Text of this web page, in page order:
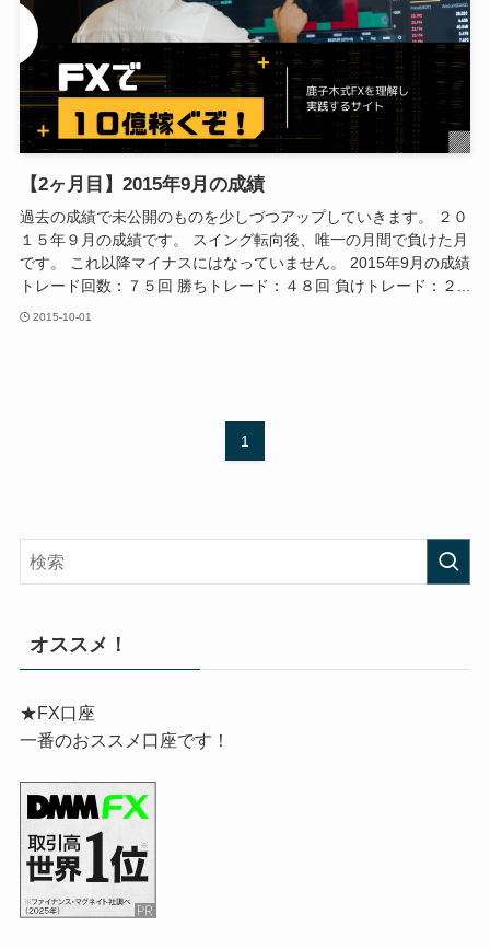
【2ヶ月目】2015年9月の成績
過去の成績で未公開のものを少しづつアップしていきます。 ２０
１５年９月の成績です。 スイング転向後、唯一の月間で負けた月
です。 これ以降マイナスにはなっていません。 2015年9月の成績
トレード回数：７５回 勝ちトレード：４８回 負けトレード：２...
2015-10-01
1
オススメ！
★FX口座
一番のおススメ口座です！